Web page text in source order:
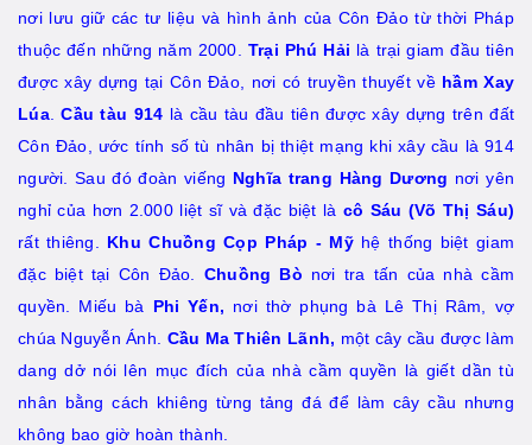
nơi lưu giữ các tư liệu và hình ảnh của Côn Đảo từ thời Pháp
thuộc đến những năm 2000. Trại Phú Hải là trại giam đầu tiên
được xây dựng tại Côn Đảo, nơi có truyền thuyết về hầm Xay
Lúa.Cầu tàu 914 là cầu tàu đầu tiên được xây dựng trên đất
Côn Đảo, ước tính số tù nhân bị thiệt mạng khi xây cầu là 914
người. Sau đó đoàn viếng Nghĩa trang Hàng Dương nơi yên
nghỉ của hơn 2.000 liệt sĩ và đặc biệt là cô Sáu (Võ Thị Sáu)
rất thiêng. Khu Chuồng Cọp Pháp - Mỹhệ thống biệt giam
đặc biệt tại Côn Đảo. Chuồng Bò nơi tra tấn của nhà cầm
quyền. Miếu bà
Phi Yến, nơi thờ phụng bà Lê Thị Râm, vợ
chúa Nguyễn Ánh. Cầu Ma Thiên Lãnh, một cây cầu được làm
dang dở nói lên mục đích của nhà cầm quyền là giết dần tù
nhân bằng cách khiêng từng tảng đá để làm cây cầu nhưng
không bao giờ hoàn thành.